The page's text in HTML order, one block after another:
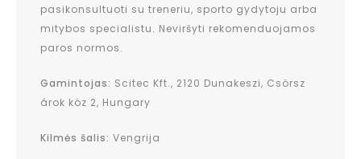
pasikonsultuoti su treneriu, sporto gydytoju arba
mitybos specialistu. Neviršyti rekomenduojamos
paros normos.
Gamintojas: Scitec Kft., 2120 Dunakeszi, Csörsz
árok köz 2, Hungary
Kilmės šalis: Vengrija